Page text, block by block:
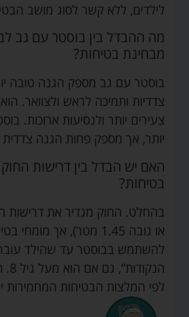
לילדים, ללא קשר לסוג מושב
מה ההבדל בין בוסטר עם גב
מבחינת בטיחות?
בוסטר עם גב מספק הגנה טובה
צדדיות ותמיכה לראש ולצוואר.
צעירים יותר ולנסיעות ארוכות.
יותר, אך מספק פחות הגנה
האם יש הבדל בין דרישות
בטיחות?
או גובה 1.45 מטר), אך
להשתמש בבוסטר עד שהילד
לפי המלצות הבטיחות המחמירות